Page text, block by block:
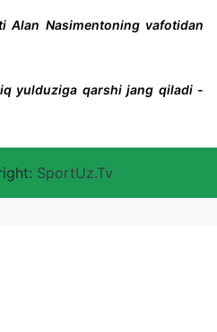
Alan Nasimentoning vafotidan
yulduziga qarshi jang qiladi -
SportUz.Tv